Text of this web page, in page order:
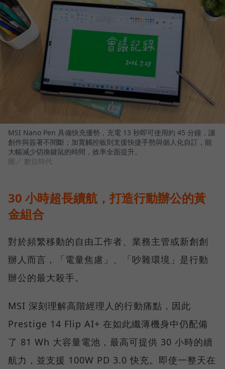
MSI Nano Pen 具備快充優勢，充電 13 秒即可使用約 45 分鐘，讓
創作與簽署不間斷；加寬觸控板則支援快捷手勢與個人化自訂，能
大幅減少切換鍵鼠的時間，效率全面提升。
圖／ 數位時代
30 小時超長續航，打造行動辦公的黃
金組合
對於頻繁移動的自由工作者、業務主管或新創創
辦人而言，「電量焦慮」、「吵雜環境」是行動
辦公的最大殺手。
MSI 深刻理解高階經理人的行動痛點，因此
Prestige 14 Flip AI+ 在如此纖薄機身中仍配備
了 81 Wh 大容量電池，最高可提供 30 小時的續
航力，並支援 100W PD 3.0 快充。即使一整天在